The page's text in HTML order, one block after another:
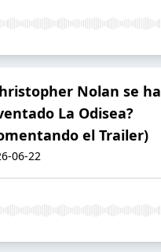
Nolan se ha
La Odisea?
el Trailer)
06-22